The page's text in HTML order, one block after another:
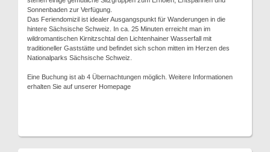
Sonnenbaden zur Verfügung.
Das Feriendomizil ist idealer Ausgangspunkt für Wanderungen in die
hintere Sächsische Schweiz. In ca. 25 Minuten erreicht man im
wildromantischen Kirnitzschtal den Lichtenhainer Wasserfall mit
traditioneller Gaststätte und befindet sich schon mitten im Herzen des
Nationalparks Sächsische Schweiz.
Eine Buchung ist ab 4 Übernachtungen möglich. Weitere Informationen
erhalten Sie auf unserer Homepage